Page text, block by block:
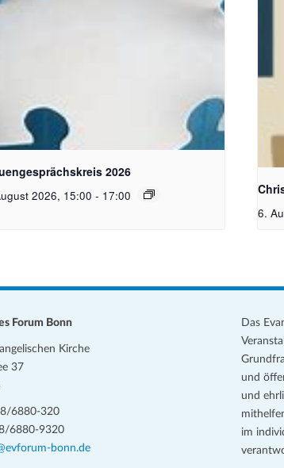
Pixabay
2026
2026, 15:00 - 17:00
6.
Forum Bonn
Kirche
37
6880-320
6880-9320
bonn.de
Das
und
und
im